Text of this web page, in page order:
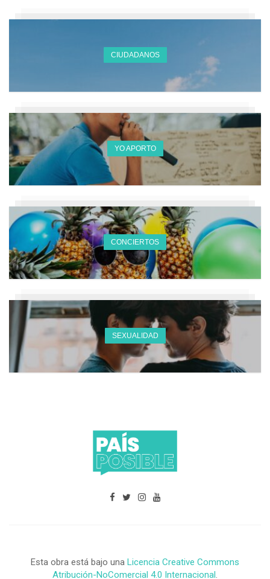
CIUDADANOS
YO APORTO
CONCIERTOS
SEXUALIDAD
Esta obra está bajo una Licencia Creative Commons
Atribución-NoComercial 4.0 Internacional.